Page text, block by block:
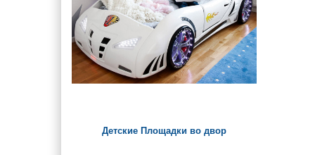
Детские Площадки во двор